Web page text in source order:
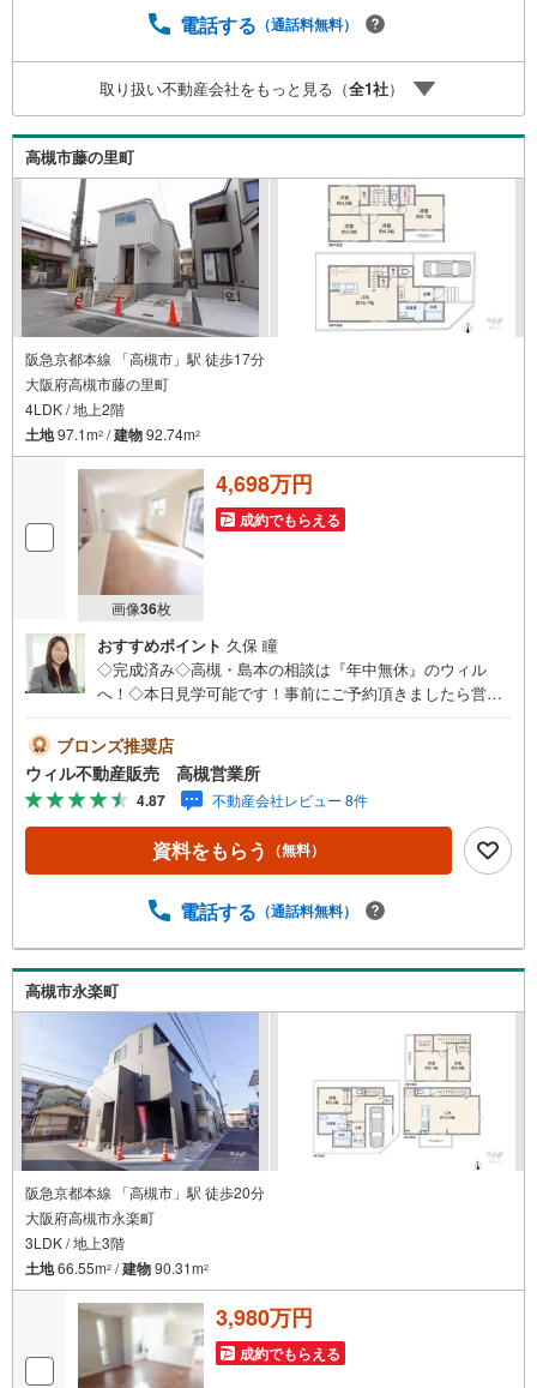
も対応できる売却専門チームあり！3.たくさんの銀行と繋
物件のお引渡し後に必要になったお家のリフォームも弊社
のリフォームプランナーがご提案！5.定期的にご連絡を繋
ぎ、有事の際に迅速にサポートいたします弊社は専門家同
士が連携をとっているため、より多くの知見がございま
す。お気軽にお問合せください！
電話する （通話料無料）
取り扱い不動産会社をもっと見る（全1社）
高槻市藤の里町
阪急京都本線 「高槻市」駅 徒歩17分
大阪府高槻市藤の里町
4LDK / 地上2階
土地97.1m2 /建物92.74m2
画像36枚
4,698万円
成約でもらえる
おすすめポイント 久保 瞳
◇完成済み◇高槻・島本の相談は『年中無休』のウィル
へ！◇本日見学可能です！事前にご予約頂きましたら営業
の特徴について・店舗裏手に駐車場をご用意しておりま
す。ご利用ください。・キッズスペースもございます。小
さなお子様がいらっしゃるご家庭もお気軽にご来場くださ
い！【営業日】定休日はございません。水曜日も営業して
おります。【営業時間】10:00～19:00※上記時間はお電話が
繋がりやすくなっております。・リフォーム、ローンの専
す！・その他、弊社独自の物件管理システム「Willing-Nav
理システムを使えば、ネットに掲載されていない物件のご
紹介ができます。お問合せください！
ブロンズ推奨店
ウィル不動産販売 高槻営業所
4.87 不動産会社レビュー 8件
資料をもらう （無料）
電話する （通話料無料）
高槻市永楽町
阪急京都本線 「高槻市」駅 徒歩20分
大阪府高槻市永楽町
3LDK / 地上3階
土地66.55m2 /建物90.31m2
3,980万円
成約でもらえる